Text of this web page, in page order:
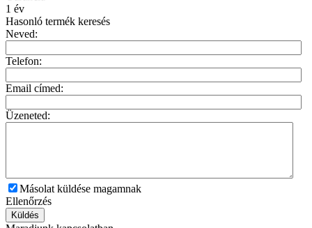
1 év
Hasonló termék keresés
Neved:
Telefon:
Email címed:
Üzeneted:
Másolat küldése magamnak
Ellenőrzés
Küldés